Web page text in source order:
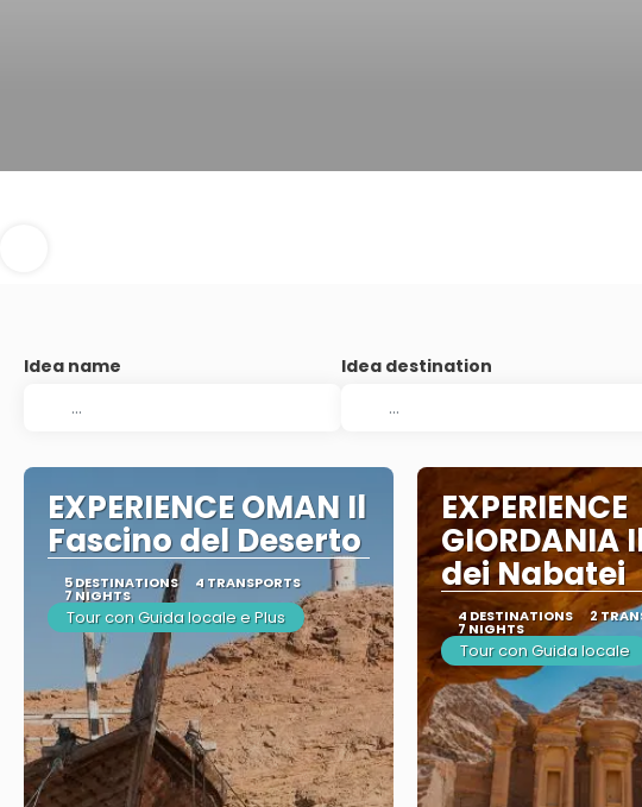
Idea name Idea destination
EXPERIENCE OMAN Il
Fascino del Deserto
5 DESTINATIONS 4 TRANSPORTS
7 NIGHTS
Tour con Guida locale e Plus
EXPERIENCE
GIORDANIA
dei Nabatei
4 DESTINATIONS 2
7 NIGHTS
Tour con Guida locale